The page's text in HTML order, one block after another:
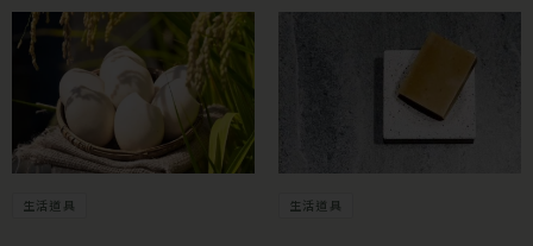
生活道具 生活道具